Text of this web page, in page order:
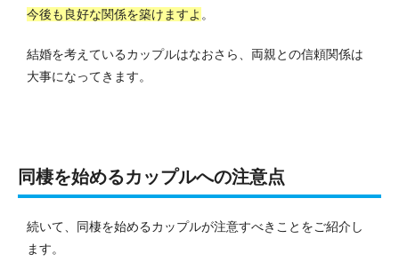
今後も良好な関係を築けますよ 。
結婚を考えているカップルはなおさら、両親との信頼関係は
大事になってきます。
同棲を始めるカップルへの注意点
続いて、同棲を始めるカップルが注意すべきことをご紹介し
ます。